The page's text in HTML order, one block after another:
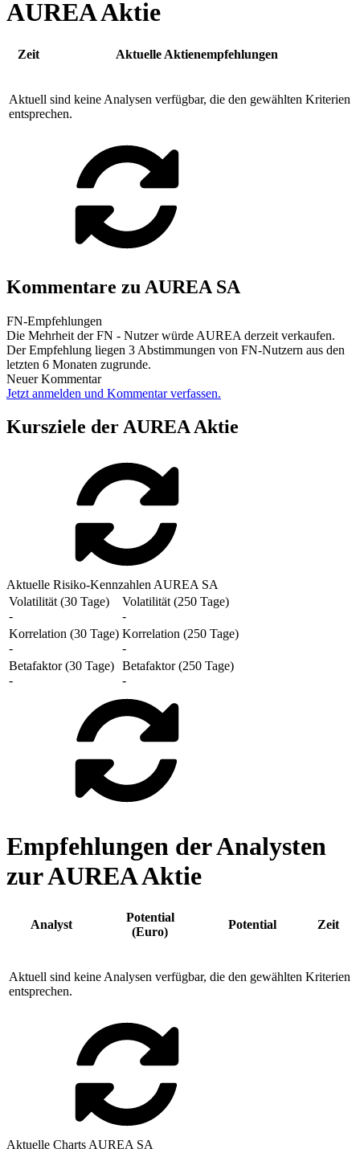
AUREA Aktie
Zeit Aktuelle Aktienempfehlungen
Aktuell sind keine Analysen verfügbar, die den gewählten Kriterien
entsprechen.
Kommentare zu AUREA SA
FN-Empfehlungen
Die Mehrheit der FN - Nutzer würde AUREA derzeit verkaufen.
Der Empfehlung liegen 3 Abstimmungen von FN-Nutzern aus den
letzten 6 Monaten zugrunde.
Neuer Kommentar
Jetzt anmelden und Kommentar verfassen.
Kursziele der AUREA Aktie
Aktuelle Risiko-Kennzahlen AUREA SA
Volatilität (30 Tage)
-
Volatilität (250 Tage)
-
Korrelation (30 Tage)
-
Korrelation (250 Tage)
-
Betafaktor (30 Tage)
-
Betafaktor (250 Tage)
-
Empfehlungen der Analysten
zur AUREA Aktie
Analyst
Potential
(Euro)
Potential Zeit
Aktuell sind keine Analysen verfügbar, die den gewählten Kriterien
entsprechen.
Aktuelle Charts AUREA SA